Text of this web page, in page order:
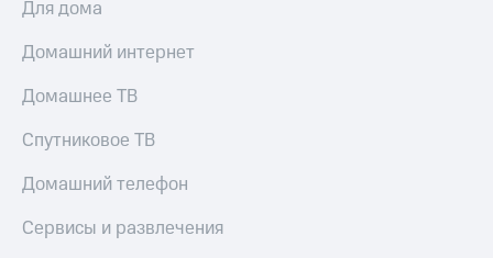
Для дома
Домашний интернет
Домашнее ТВ
Спутниковое ТВ
Домашний телефон
Сервисы и развлечения